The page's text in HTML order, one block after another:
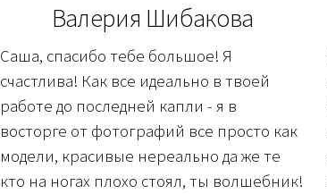
Валерия Шибакова
Саша, спасибо тебе большое! Я
счастлива! Как все идеально в твоей
работе до последней капли - я в
восторге от фотографий все просто как
модели, красивые нереально да же те
кто на ногах плохо стоял, ты волшебник!